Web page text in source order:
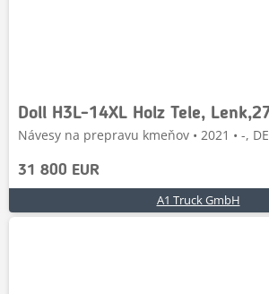
Návesy na prepravu kmeňov • 2021 • -, DE
31 800 EUR
A1 Truck GmbH